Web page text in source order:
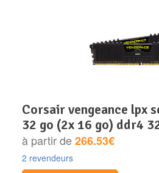
corsair vengeance lpx series low profile
32 go (2x 16 go) ddr4
à partir de266.53€
2 revendeurs